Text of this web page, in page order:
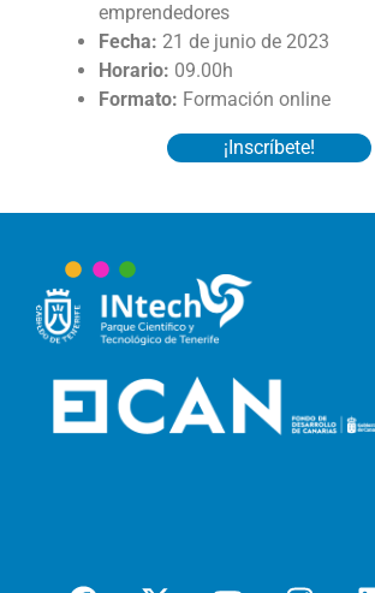
emprendedores
Fecha: 21 de junio de 2023
Horario: 09.00h
Formato: Formación online
¡Inscríbete!